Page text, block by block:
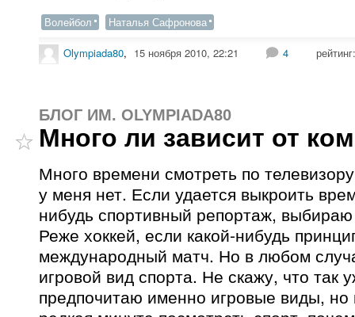
Волейбол Наталья Сафронова
Olympiada80, 15 ноября 2010, 22:21 4
БЛОГ ИМ. OLYMPIADA80
Много ли зависит от
Много времени смотреть по
у меня нет. Если удается выкроить
нибудь спортивный репортаж,
Реже хоккей, если какой-нибудь
международный матч. Но в любом
игровой вид спорта. Не скажу, что так
предпочитаю именно игровые виды, но